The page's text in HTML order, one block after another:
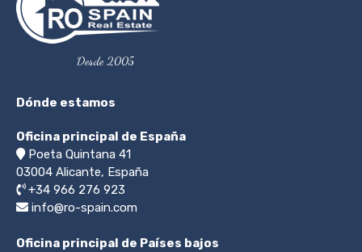
Desde 2005
Dónde estamos
Oficina principal de España
Poeta Quintana 41
03004 Alicante, España
+34 966 276 923
info@ro-spain.com
Oficina principal de Países bajos